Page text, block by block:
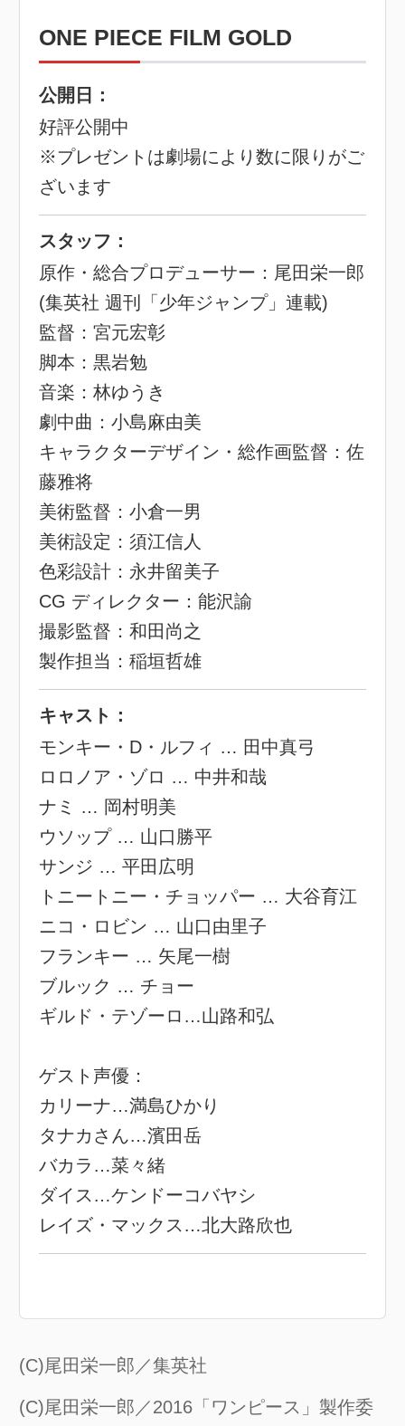
ONE PIECE FILM GOLD
公開日：
好評公開中
※プレゼントは劇場により数に限りがご
ざいます
スタッフ：
原作・総合プロデューサー：尾田栄一郎
(集英社 週刊「少年ジャンプ」連載)
監督：宮元宏彰
脚本：黒岩勉
音楽：林ゆうき
劇中曲：小島麻由美
キャラクターデザイン・総作画監督：佐
藤雅将
美術監督：小倉一男
美術設定：須江信人
色彩設計：永井留美子
CG ディレクター：能沢諭
撮影監督：和田尚之
製作担当：稲垣哲雄
キャスト：
モンキー・D・ルフィ … 田中真弓
ロロノア・ゾロ … 中井和哉
ナミ … 岡村明美
ウソップ … 山口勝平
サンジ … 平田広明
トニートニー・チョッパー … 大谷育江
ニコ・ロビン … 山口由里子
フランキー … 矢尾一樹
ブルック … チョー
ギルド・テゾーロ…山路和弘
ゲスト声優：
カリーナ…満島ひかり
タナカさん…濱田岳
バカラ…菜々緒
ダイス…ケンドーコバヤシ
レイズ・マックス…北大路欣也
(C)尾田栄一郎／集英社
(C)尾田栄一郎／2016「ワンピース」製作委